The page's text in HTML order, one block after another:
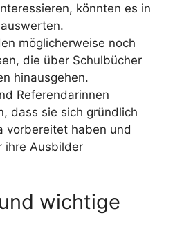
könnten es in
möglicherweise noch
die über Schulbücher
hinausgehen.
Referendarinnen
dass sie sich gründlich
vorbereitet haben und
ihre Ausbilder
wichtige